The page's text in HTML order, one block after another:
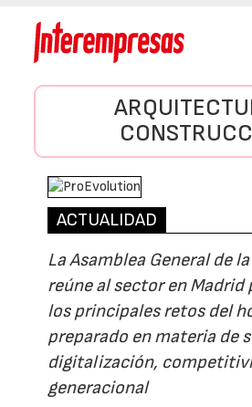
ACTUALIDAD
La Asamblea General de
reúne al sector en Madrid
los principales retos del
preparado en materia de
digitalización,
generacional